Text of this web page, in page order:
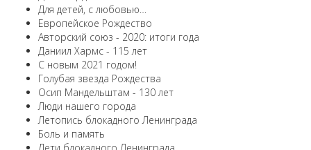
Для детей, с любовью…
Европейскоe Рождество
Авторский союз - 2020: итоги года
Даниил Хармс - 115 лет
С новым 2021 годом!
Голубая звезда Рождества
Осип Мандельштам - 130 лет
Люди нашего города
Летопись блокадного Ленинграда
Боль и память